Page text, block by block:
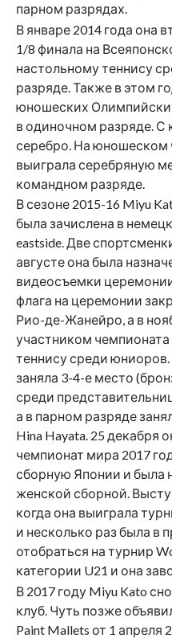
парном разрядах.
В январе 2014 года она
1/8 финала на
настольному теннису
разряде. Также в этом
юношеских
в одиночном разряде. С
серебро. На юношеском
выиграла серебряную
командном разряде.
В сезоне 2015-16 Miyu
была зачислена в
eastside. Две
августе она была
видеосъемки
флага на церемонии
Рио-де-Жанейро, а в
участником
теннису среди
заняла 3-4-е место
среди
а в парном разряде
Hina Hayata. 25 декабря
чемпионат мира 2017
сборную Японии и была
женской сборной.
когда она выиграла
и несколько раз была в
отобраться на турнир
категории U21 и она
В 2017 году Miyu Kato
клуб. Чуть позже
Paint Mallets от 1 апреля